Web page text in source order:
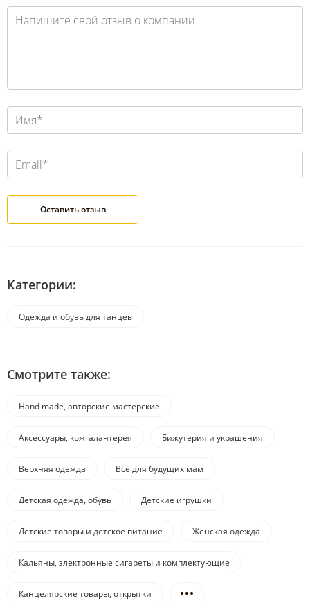
Категории:
Одежда и обувь для танцев
Смотрите также:
Hand made, авторские мастерские
Аксессуары, кожгалантерея Бижутерия и украшения
Верхняя одежда Все для будущих мам
Детская одежда, обувь Детские игрушки
Детские товары и детское питание Женская одежда
Кальяны, электронные сигареты и комплектующие
Канцелярские товары, открытки